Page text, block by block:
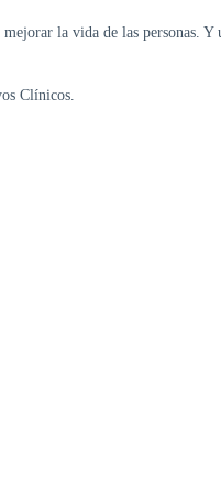
la vida de las personas.
Clínicos.